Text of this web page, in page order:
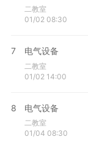
二教室
01/02 08:30
7 电气设备
二教室
01/02 14:00
8 电气设备
二教室
01/04 08:30